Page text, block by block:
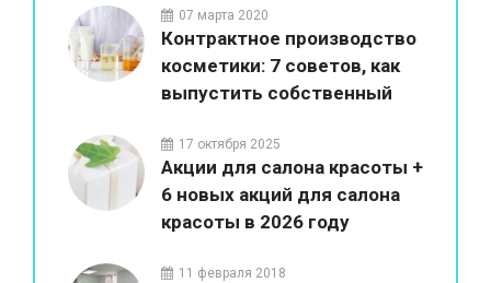
07 марта 2020
Контрактное производство
косметики: 7 советов, как
выпустить собственный
17 октября 2025
Акции для салона красоты +
6 новых акций для салона
красоты в 2026 году
11 февраля 2018